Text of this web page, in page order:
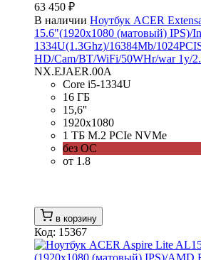
63 450 ₽
В наличии Ноутбук ACER
15.6"(1920x1080 (матовый) IPS)/
1334U(1.3Ghz)/16384Mb/
HD/Cam/BT/WiFi/50WHr/war 1y/
NX.EJAER.00A
Core i5-1334U
16 ГБ
15,6''
1920x1080
1 ТБ M.2 PCIe NVMe
без ОС
от 1.8
в корзину
Код: 15367